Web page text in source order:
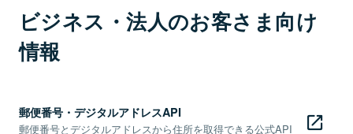
ビジネス・法人のお客さま向け
情報
郵便番号・デジタルアドレスAPI
郵便番号とデジタルアドレスから住所を取得できる公式API